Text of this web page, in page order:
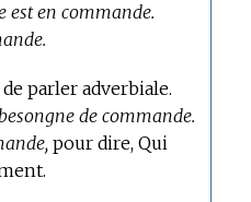
est en commande.
de parler adverbiale.
de commande.
pour dire, Qui